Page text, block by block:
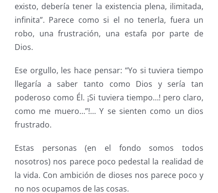
existo, debería tener la existencia plena, ilimitada,
infinita”. Parece como si el no tenerla, fuera un
robo, una frustración, una estafa por parte de
Dios.
Ese orgullo, les hace pensar: “Yo si tuviera tiempo
llegaría a saber tanto como Dios y sería tan
poderoso como Él. ¡Si tuviera tiempo…! pero claro,
como me muero…”!… Y se sienten como un dios
frustrado.
Estas personas (en el fondo somos todos
nosotros) nos parece poco pedestal la realidad de
la vida. Con ambición de dioses nos parece poco y
no nos ocupamos de las cosas.